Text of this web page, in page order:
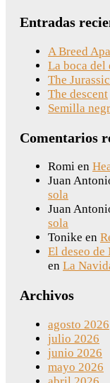
Entradas
A Breed
La boca del
The
The descent
Semilla
Comentarios
Romi en
Juan
sola
Juan
sola
Tonike en
El deseo de
en La
Archivos
agosto 2026
julio 2026
junio 2026
mayo 2026